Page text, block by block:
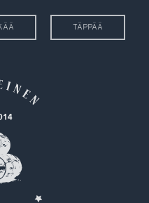
TÄPPÄÄ